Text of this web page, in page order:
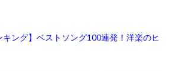
キング】ベストソング100連発！洋楽のヒ